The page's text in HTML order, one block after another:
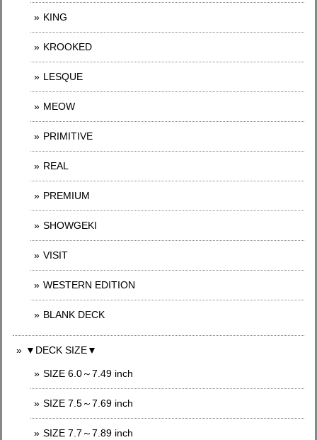
KING
KROOKED
LESQUE
MEOW
PRIMITIVE
REAL
PREMIUM
SHOWGEKI
VISIT
WESTERN EDITION
BLANK DECK
▼DECK SIZE▼
SIZE 6.0～7.49 inch
SIZE 7.5～7.69 inch
SIZE 7.7～7.89 inch